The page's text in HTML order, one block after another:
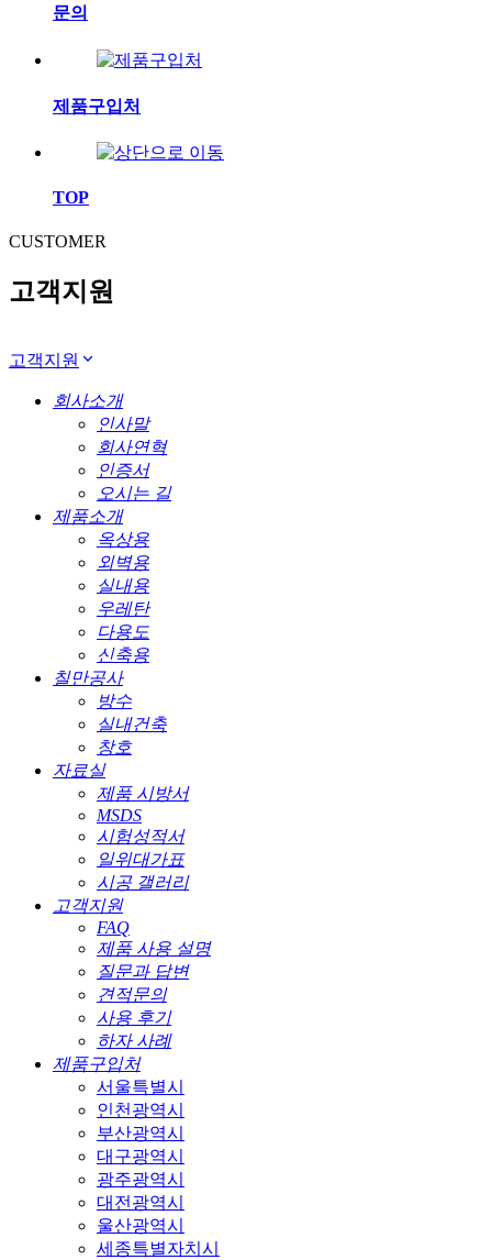
문의
제품구입처
TOP
CUSTOMER
고객지원
고객지원
회사소개
인사말
회사연혁
인증서
오시는 길
제품소개
옥상용
외벽용
실내용
우레탄
다용도
신축용
칠만공사
방수
실내건축
창호
자료실
제품 시방서
MSDS
시험성적서
일위대가표
시공 갤러리
고객지원
FAQ
제품 사용 설명
질문과 답변
견적문의
사용 후기
하자 사례
제품구입처
서울특별시
인천광역시
부산광역시
대구광역시
광주광역시
대전광역시
울산광역시
세종특별자치시